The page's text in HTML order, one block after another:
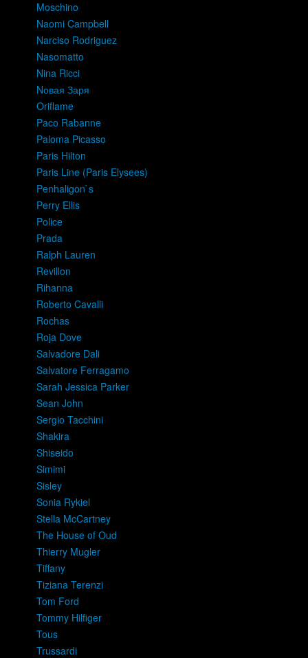
Moschino
Naomi Campbell
Narciso Rodriguez
Nasomatto
Nina Ricci
Nовая Заря
Oriflame
Paco Rabanne
Paloma Picasso
Paris Hilton
Paris Line (Paris Elysees)
Penhaligon`s
Perry Ellis
Police
Prada
Ralph Lauren
Revillon
Rihanna
Roberto Cavalli
Rochas
Roja Dove
Salvadore Dali
Salvatore Ferragamo
Sarah Jessica Parker
Sean John
Sergio Tacchini
Shakira
Shiseido
Simimi
Sisley
Sonia Rykiel
Stella McCartney
The House of Oud
Thierry Mugler
Tiffany
Tiziana Terenzi
Tom Ford
Tommy Hilfiger
Tous
Trussardi